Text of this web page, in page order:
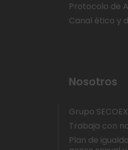
Protocolo de
Canal ético y
Nosotros
Grupo SECOEX
Trabaja con
Plan de